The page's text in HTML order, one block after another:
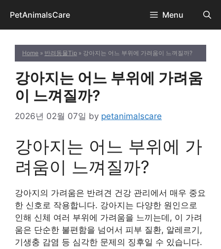
content
PetAnimalsCare Menu
Home » 반려동물Tip » 강아지는 어느 부위에 가려움이 느껴질까?
강아지는 어느 부위에 가려움
이 느껴질까?
2026년 02월 07일 by petanimalscare
강아지는 어느 부위에 가
려움이 느껴질까?
강아지의 가려움은 반려견 건강 관리에서 매우 중요
한 신호로 작용합니다. 강아지는 다양한 원인으로
인해 신체 여러 부위에 가려움을 느끼는데, 이 가려
움은 단순한 불편함을 넘어서 피부 질환, 알레르기,
기생충 감염 등 심각한 문제의 징후일 수 있습니다.